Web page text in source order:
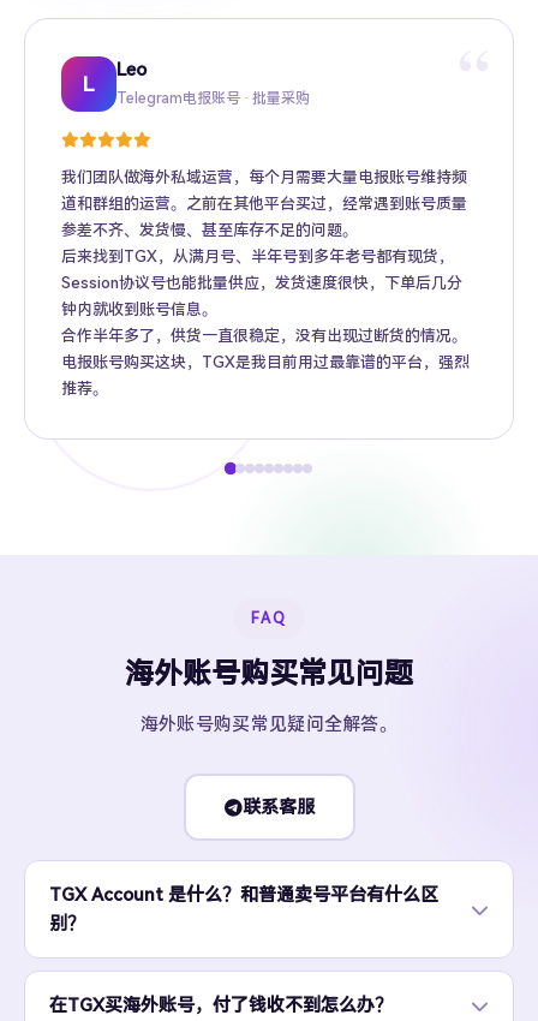
L
Leo
Telegram电报账号 · 批量采购
我们团队做海外私域运营，每个月需要大量电报账号维持频
道和群组的运营。之前在其他平台买过，经常遇到账号质量
参差不齐、发货慢、甚至库存不足的问题。
后来找到TGX，从满月号、半年号到多年老号都有现货，
Session协议号也能批量供应，发货速度很快，下单后几分
钟内就收到账号信息。
合作半年多了，供货一直很稳定，没有出现过断货的情况。
电报账号购买这块，TGX是我目前用过最靠谱的平台，强烈
推荐。
Sarah
Twitter推特高粉号 · Web3项目推广
Kevin
TikTok账号 · 跨境电商矩阵运营
Mike
Facebook广告账号 · 跨境广告投放
Amy
Instagram账号 · 品牌海外推广
Daniel
Gmail账号 · Apple ID · AI工具账号
Jason
YouTube账号 · 内容变现
Wing
Telegram Premium代充 · 个人用户
Richard
海外账号批发 · MCN机构
FAQ
海外账号购买常见问题
海外账号购买常见疑问全解答。
联系客服
TGX Account 是什么？和普通卖号平台有什么区
别？
在TGX买海外账号，付了钱收不到怎么办？